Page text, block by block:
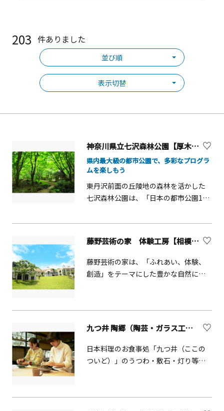
203 件ありました
並び順
表示切替
神奈川県立七沢森林公園【厚木市】
県内最大級の都市公園で、多彩なプログラ
ムを楽しもう
東丹沢前面の丘陵地の森林を活かした
七沢森林公園は、「日本の都市公園100
緑、森に囲まれた広場でのバーベキュ
などのほか、陶芸やクラフト、アルプ
ホルンの演奏会など、森を背景とした
楽しみや癒しを手軽に楽しむことがで
どっぷりと浸ることができます。【あ
古沢955-1 七沢森林公園内 森のアト
リエ雨上がりのしっとりとした空気の
藤野芸術の家 体験工房【相模原市】
藤野芸術の家は、「ふれあい、体験、
創造」をテーマにした豊かな自然に恵
きる体験工房とファミリー・グルー
プ・団体でもご利用できる宿泊室、そ
してスタジオ・ ホールもあり音楽、
劇、ダンス等の日帰り練習や合宿にも
適しています。〔木の工房〕では、木
九つ井 陶郷（陶芸・ガラス工房）【横浜市】
日本料理のお食事処「九つ井（ここの
ついど）」のうつわ・敷石・灯り等を
ラス体験」「陶芸体験」を楽しめま
す。同敷地内には作品を展示販売して